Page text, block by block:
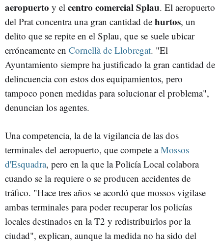
aeropuerto y el centro comercial Splau. El aeropuerto
del Prat concentra una gran cantidad de hurtos, un
delito que se repite en el Splau, que se suele ubicar
erróneamente en Cornellà de Llobregat. "El
Ayuntamiento siempre ha justificado la gran cantidad de
delincuencia con estos dos equipamientos, pero
tampoco ponen medidas para solucionar el problema",
denuncian los agentes.
Una competencia, la de la vigilancia de las dos
terminales del aeropuerto, que compete aMossos
d'Esquadra, pero en la que la Policía Local colabora
cuando se la requiere o se producen accidentes de
tráfico. "Hace tres años se acordó que mossos vigilase
ambas terminales para poder recuperar los policías
locales destinados en la T2 y redistribuirlos por la
ciudad", explican, aunque la medida no ha sido del